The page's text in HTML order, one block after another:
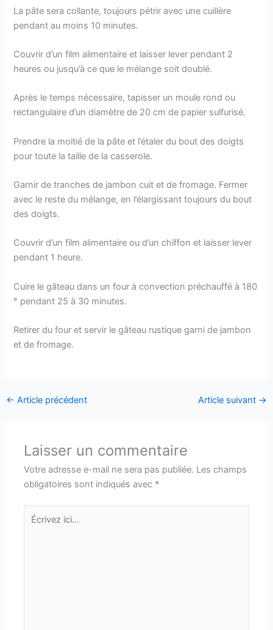
La pâte sera collante, toujours pétrir avec une cuillère
pendant au moins 10 minutes.
Couvrir d’un film alimentaire et laisser lever pendant 2
heures ou jusqu’à ce que le mélange soit doublé.
Après le temps nécessaire, tapisser un moule rond ou
rectangulaire d’un diamètre de 20 cm de papier sulfurisé.
Prendre la moitié de la pâte et l’étaler du bout des doigts
pour toute la taille de la casserole.
Garnir de tranches de jambon cuit et de fromage. Fermer
avec le reste du mélange, en l’élargissant toujours du bout
des doigts.
Couvrir d’un film alimentaire ou d’un chiffon et laisser lever
pendant 1 heure.
Cuire le gâteau dans un four à convection préchauffé à 180
° pendant 25 à 30 minutes.
Retirer du four et servir le gâteau rustique garni de jambon
et de fromage.
← Article précédent Article suivant →
Laisser un commentaire
Votre adresse e-mail ne sera pas publiée. Les champs
obligatoires sont indiqués avec *
Écrivez
ici…